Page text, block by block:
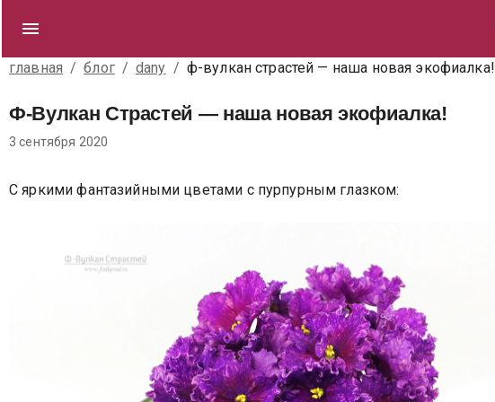
главная / блог / dany / ф-вулкан страстей — наша новая экофиалка!
Ф-Вулкан Страстей — наша новая экофиалка!
3 сентября 2020
С яркими фантазийными цветами с пурпурным глазком: